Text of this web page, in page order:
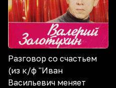
Разговор со счастьем
(из к/ф "Иван
Васильевич меняет